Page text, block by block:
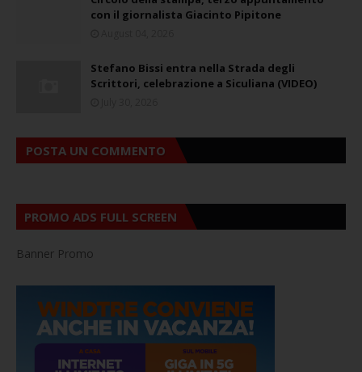
con il giornalista Giacinto Pipitone
Stefano Bissi entra nella Strada degli
Scrittori, celebrazione a Siculiana (VIDEO)
POSTA UN COMMENTO
PROMO ADS FULL SCREEN
Banner Promo